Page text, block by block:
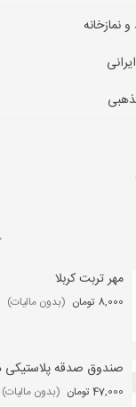
نمازخانه
مهر تربت کربلا
8,000 تومان (بدون مالیات)
صندوق صدقه پلاستیکی
47,000 تومان (بدون مالیات)